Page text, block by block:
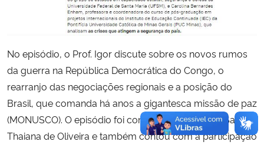
No episódio, o Prof. Igor discute sobre os novos rumos
da guerra na República Democrática do Congo, o
rearranjo das negociações regionais e a posição do
Brasil, que comanda há anos a gigantesca missão de paz
(MONUSCO). O episódio foi conduzido por Melina Saad e
Thaiana de Oliveira e também contou com a participação